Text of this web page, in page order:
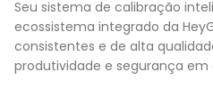
Seu sistema de calibração
ecossistema integrado da
consistentes e de alta
produtividade e segurança em